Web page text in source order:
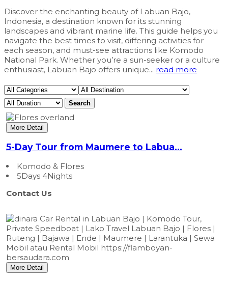
Discover the enchanting beauty of Labuan Bajo,
Indonesia, a destination known for its stunning
landscapes and vibrant marine life. This guide helps you
navigate the best times to visit, differing activities for
each season, and must-see attractions like Komodo
National Park. Whether you’re a sun-seeker or a culture
enthusiast, Labuan Bajo offers unique... read more
Search
More Detail
5-Day Tour from Maumere to Labua...
Komodo & Flores
5Days 4Nights
Contact Us
More Detail